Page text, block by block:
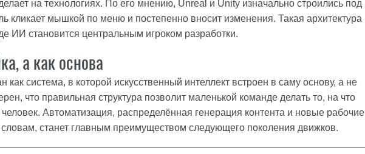
на технологиях. По его мнению, Unreal и Unity изначально строились под
кликает мышкой по меню и постепенно вносит изменения. Такая архитектура
ИИ становится центральным игроком разработки.
а как основа
как система, в которой искусственный интеллект встроен в саму основу, а не
что правильная структура позволит маленькой команде делать то, на что
Автоматизация, распределённая генерация контента и новые рабочие
станет главным преимуществом следующего поколения движков.